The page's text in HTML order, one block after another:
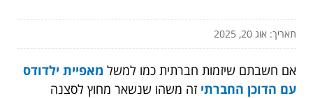
תאריך: אוג 20, 2025
אם חשבתם שיזמות חברתית כמו למשל מאפיית ילדודס
עם הדוכן החברתי זה משהו שנשאר מחוץ לסצנה